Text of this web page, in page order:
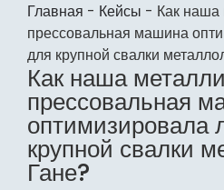
Главная - Кейсы - Как наша
прессовальная машина
для крупной свалки
Как наша
прессовальная
оптимизировала
крупной свалки
Гане?